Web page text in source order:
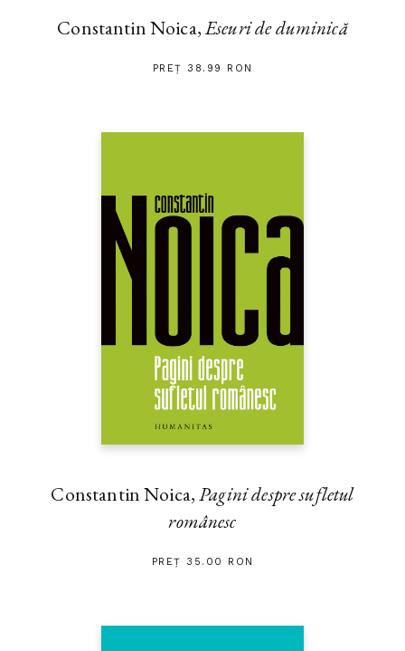
Constantin Noica,Eseuri de duminică
PREȚ 38.99 RON
Constantin Noica,Pagini despre sufletul
românesc
PREȚ 35.00 RON